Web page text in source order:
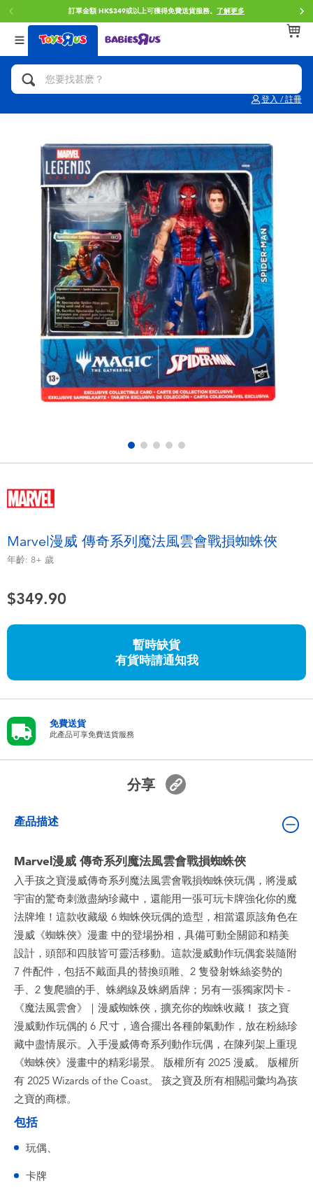
。 門店自取服務 網上購買並在店內取貨。了
登入 / 註冊
返回
分類目錄
人氣英雄,角色扮演,射擊玩具
拼砌組合及樂高LEGO
玩具車,貨車,火車及遙控系列
手工藝,文具,蠟筆,泥膠,畫板
娃娃, 芭比,收藏公仔
電子玩具
遊戲及拼圖系列
益智學習玩具
毛毛公仔玩具
夏日用品
任天堂 Switch
電池
盲盒
返回
品牌
Brunch Brother 早午餐兄弟
Spider-Man蜘蛛俠
Mini Brands
Play-Doh培樂多
Pokemon寶可夢
playpop
LEGO樂高
LeapFrog跳跳蛙
返回
年齢
0~2歳
5~7歳
8~11歳
12~14歳
14歳以上
Marvel漫威 傳奇系列魔法風雲會戰損蜘蛛俠
年齡: 8+ 歲
$349.90
暫時缺貨
有貨時請通知我
免費送貨
此產品可享免費送貨服務
分享
產品描述
Marvel漫威 傳奇系列魔法風雲會戰損蜘蛛俠
入手孩之寶漫威傳奇系列魔法風雲會戰損蜘蛛俠玩偶，將漫威
宇宙的驚奇刺激盡納珍藏中，還能用一張可玩卡牌強化你的魔
法牌堆！這款收藏級 6 蜘蛛俠玩偶的造型，相當還原該角色在
漫威《蜘蛛俠》漫畫 中的登場扮相，具備可動全關節和精美
設計，頭部和四肢皆可靈活移動。這款漫威動作玩偶套裝隨附
7 件配件，包括不戴面具的替換頭雕、2 隻發射蛛絲姿勢的
手、2 隻爬牆的手、蛛網線及蛛網盾牌；另有一張獨家閃卡 -
《魔法風雲會》｜漫威蜘蛛俠，擴充你的蜘蛛收藏！ 孩之寶
漫威動作玩偶的 6 尺寸，適合擺出各種帥氣動作，放在粉絲珍
藏中盡情展示。入手漫威傳奇系列動作玩偶，在陳列架上重現
《蜘蛛俠》漫畫中的精彩場景。 版權所有 2025 漫威。 版權所
有 2025 Wizards of the Coast。 孩之寶及所有相關詞彙均為孩
之寶的商標。
包括
玩偶、
卡牌